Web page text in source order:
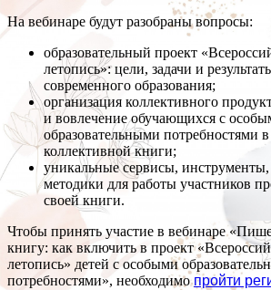
На вебинаре будут разобраны вопросы:
образовательный проект
летопись»: цели, задачи и
современного образования;
организация коллективного
и вовлечение обучающихся с
образовательными потребностями
коллективной книги;
уникальные сервисы,
методики для работы участников
своей книги.
Чтобы принять участие в вебинаре
книгу: как включить в проект
летопись» детей с особыми
потребностями», необходимопройти